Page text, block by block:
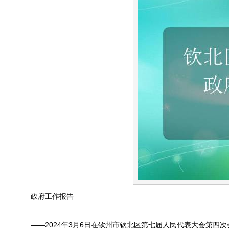
政府工作报告
——2024年3月6日在钦州市钦北区第七届人民代表大会第四次